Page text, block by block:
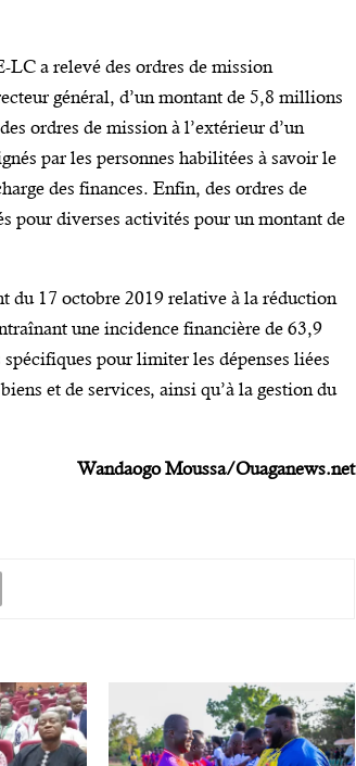
LC a relevé des ordres de mission
général, d’un montant de 5,8 millions
ordres de mission à l’extérieur d’un
par les personnes habilitées à savoir le
des finances. Enfin, des ordres de
pour diverses activités pour un montant de
du 17 octobre 2019 relative à la réduction
une incidence financière de 63,9
pour limiter les dépenses liées
et de services, ainsi qu’à la gestion du
Wandaogo Moussa/Ouaganews.net